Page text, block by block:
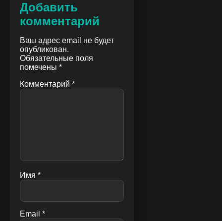
Добавить
комментарий
Ваш адрес email не будет
опубликован.
Обязательные поля
помечены *
Комментарий *
Имя *
Email *